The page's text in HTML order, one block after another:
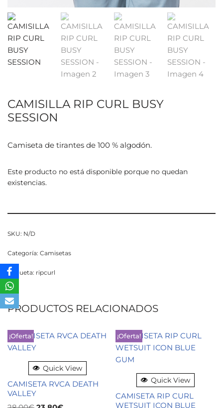
CAMISILLA RIP CURL BUSY
SESSION
Camiseta de tirantes de 100 % algodón.
Este producto no está disponible porque no quedan
existencias.
SKU: N/D
Categoría: Camisetas
Etiqueta: ripcurl
PRODUCTOS RELACIONADOS
¡Oferta!
Quick View
CAMISETA RVCA DEATH
VALLEY
¡Oferta!
Quick View
CAMISETA RIP CURL
WETSUIT ICON BLUE